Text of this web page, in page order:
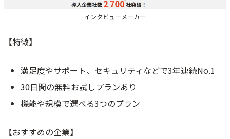
インタビューメーカー
【特徴】
満足度やサポート、セキュリティなどで3年連続No.1
30日間の無料お試しプランあり
機能や規模で選べる3つのプラン
【おすすめの企業】